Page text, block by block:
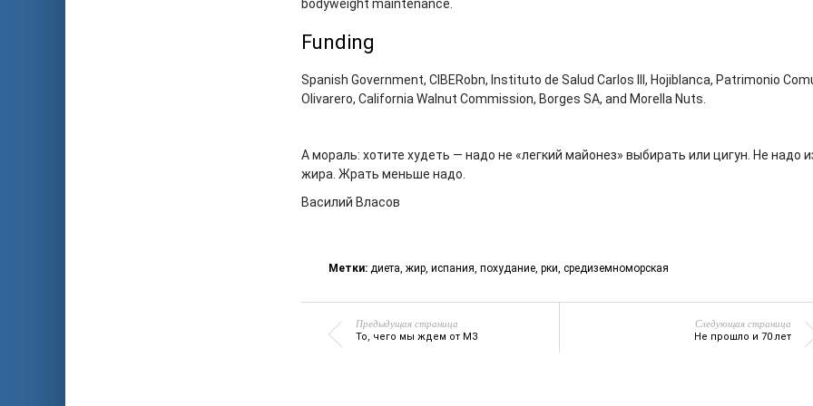
bodyweight maintenance.
Funding
Spanish Government, CIBERobn, Instituto de Salud Carlos III, Hojiblanca, Patrimonio
Olivarero, California Walnut Commission, Borges SA, and Morella Nuts.
А мораль: хотите худеть — надо не «легкий майонез» выбирать или цигун. Не надо
жира. Жрать меньше надо.
Василий Власов
Метки: диета, жир, испания, похудание, рки, средиземноморская
Предыдущая страница
То, чего мы ждем от МЗ
Следующая страница
Не прошло и 70 лет